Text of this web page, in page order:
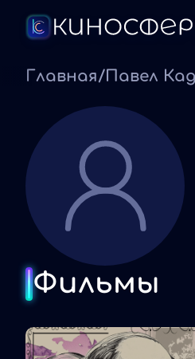
Главная/Павел
Фильмы